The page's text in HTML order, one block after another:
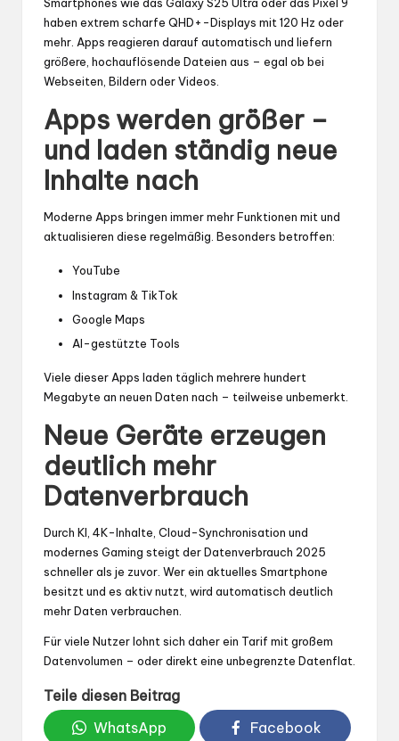
Smartphones wie das Galaxy S25 Ultra oder das Pixel 9
haben extrem scharfe QHD+-Displays mit 120 Hz oder
mehr. Apps reagieren darauf automatisch und liefern
größere, hochauflösende Dateien aus – egal ob bei
Webseiten, Bildern oder Videos.
Apps werden größer –
und laden ständig neue
Inhalte nach
Moderne Apps bringen immer mehr Funktionen mit und
aktualisieren diese regelmäßig. Besonders betroffen:
YouTube
Instagram & TikTok
Google Maps
AI-gestützte Tools
Viele dieser Apps laden täglich mehrere hundert
Megabyte an neuen Daten nach – teilweise unbemerkt.
Neue Geräte erzeugen
deutlich mehr
Datenverbrauch
Durch KI, 4K-Inhalte, Cloud-Synchronisation und
modernes Gaming steigt der Datenverbrauch 2025
schneller als je zuvor. Wer ein aktuelles Smartphone
besitzt und es aktiv nutzt, wird automatisch deutlich
mehr Daten verbrauchen.
Für viele Nutzer lohnt sich daher ein Tarif mit großem
Datenvolumen – oder direkt eine unbegrenzte Datenflat.
Teile diesen Beitrag
WhatsApp
Facebook